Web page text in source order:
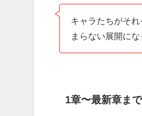
キャラたちがそ
まらない展開にな
1章〜最新章ま